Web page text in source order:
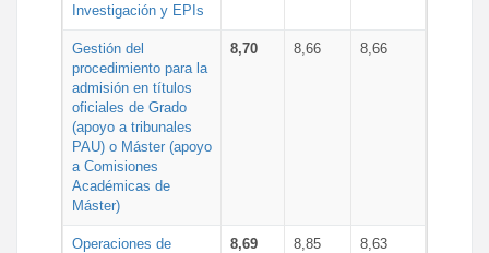
Investigación y EPIs
Gestión del
procedimiento para la
admisión en títulos
oficiales de Grado
(apoyo a tribunales
PAU) o Máster (apoyo
a Comisiones
Académicas de
Máster)
8,70 8,66 8,66
Operaciones de
8,69 8,85 8,63